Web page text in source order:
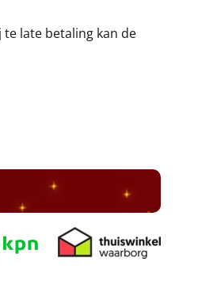
late betaling kan de